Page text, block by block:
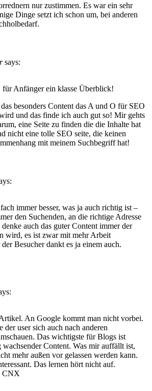
nur zustimmen. Es war ein sehr
Dinge setzt ich schon um, bei anderen
says:
für Anfänger ein klasse Überblick!
besonders Content das A und O für SEO
und das finde ich auch gut so! Mir gehts
eine Seite zu finden die die Inhalte hat
nicht eine tolle SEO seite, die keinen
mit meinem Suchbegriff hat!
immer besser, was ja auch richtig ist –
den Suchenden, an die richtige Adresse
auch das guter Content immer der
wird, es ist zwar mit mehr Arbeit
Besucher dankt es ja einem auch.
An Google kommt man nicht vorbei.
der user sich auch nach anderen
Das wichtigste für Blogs ist
wachsender Content. Was mir auffällt ist,
mehr außen vor gelassen werden kann.
Das lernen hört nicht auf.
CNX